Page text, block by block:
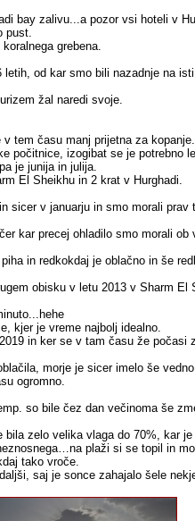
bay zalivu...a pozor vsi hoteli v
pust.
grebena.
od kar smo bili nazadnje na
žal naredi svoje.
tem času manj prijetna za kopanje.
počitnice, izogibat se je potrebno
je junija in julija.
El Sheikhu in 2 krat v Hurghadi.
sicer v januarju in smo morali
kar precej ohladilo smo morali ob
in redkokdaj je oblačno in še
obisku v letu 2013 v Sharm El
kjer je vreme najbolj idealno.
in ker se v tam času že počasi
morje je sicer imelo še
ogromno.
so bile čez dan večinoma še
zelo velika vlaga do 70%, kar
plaži si se topil in
tako vroče.
saj je sonce zahajalo šele